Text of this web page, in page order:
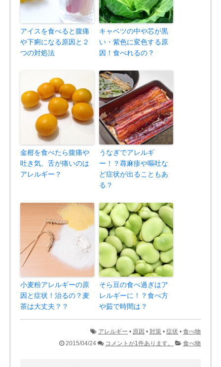
アイスを食べると腹痛
や下痢になる原因と２
つの対処法
キャベツの中や芯が黒
い・紫色に変色する原
因！食べれるの？
金柑を食べたら腹痛や
吐き気、舌が痛いのは
アレルギー？
うなぎでアレルギ
ー！？蕁麻疹や嘔吐な
ど症状が出ることもあ
る？
小麦粉アレルギーの原
因と症状！治るの？麦
茶は大丈夫？？
そら豆の食べ過ぎはア
レルギーに！？食べ方
や茹で時間は？
アレルギー • 原因 • 対策 • 症状 • 食べ物
2015/04/24
コメントが1件あります。 食べ物